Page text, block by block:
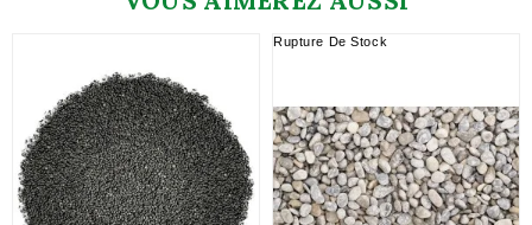
Rupture De Stock